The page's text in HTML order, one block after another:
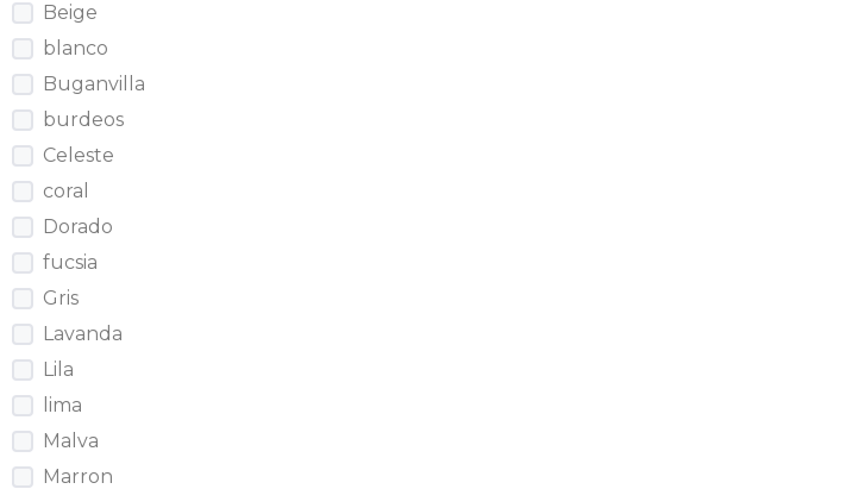
Beige
blanco
Buganvilla
burdeos
Celeste
coral
Dorado
fucsia
Gris
Lavanda
Lila
lima
Malva
Marron